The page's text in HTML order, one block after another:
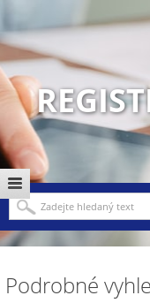
Podrobné